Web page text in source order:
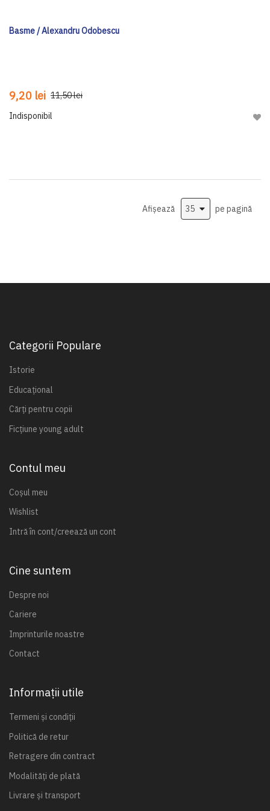
Basme / Alexandru Odobescu
9,20 lei 11,50 lei
Indisponibil
Afișează pe pagină
Categorii Populare
Istorie
Educațional
Cărți pentru copii
Ficțiune young adult
Contul meu
Coșul meu
Wishlist
Intră în cont/creează un cont
Cine suntem
Despre noi
Cariere
Imprinturile noastre
Contact
Informații utile
Termeni și condiții
Politică de retur
Retragere din contract
Modalități de plată
Livrare și transport